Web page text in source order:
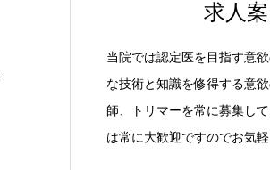
求人
当院では認定医を目指す意
な技術と知識を修得する意
師、トリマーを常に募集し
は常に大歓迎ですのでお気軽